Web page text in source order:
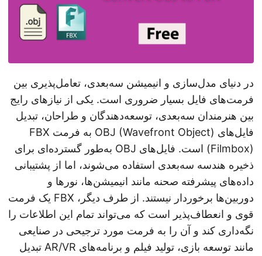
در دنیای مدل‌سازی و انیمیشن سه‌بعدی، تعامل‌پذیری بین
فرمت‌های فایل بسیار ضروری است. یکی از نیازهای رایج
بین هنرمندان سه‌بعدی، توسعه‌دهندگان و طراحان، تبدیل
فایل‌های OBJ (Wavefront Object) به فرمت FBX
(Filmbox) است. فایل‌های OBJ به‌طور گسترده‌ای برای
ذخیره هندسه سه‌بعدی استفاده می‌شوند، اما از پشتیبانی
داده‌های پیشرفته صحنه مانند انیمیشن‌ها، نورها و
دوربین‌ها برخوردار نیستند. از طرف دیگر، FBX یک فرمت
قوی و انعطاف‌پذیر است که می‌تواند تمام این اطلاعات را
نگه‌داری کند و آن را به فرمت مورد ترجیحی در صنایعی
مانند توسعه بازی، تولید فیلم و برنامه‌های AR/VR تبدیل